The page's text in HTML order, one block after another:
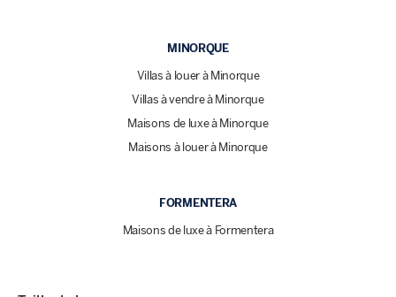
MINORQUE
Villas à louer à Minorque
Villas à vendre à Minorque
Maisons de luxe à Minorque
Maisons à louer à Minorque
FORMENTERA
Maisons de luxe à Formentera